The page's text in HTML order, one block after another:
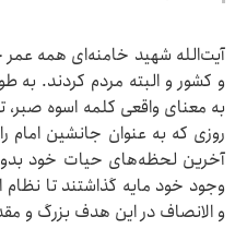
آیت‌الله شهید خامنه‌ای همه
و کشور و البته مردم کردند. به
به معنای واقعی کلمه اسوه صبر،
روزی که به عنوان جانشین امام
آخرین لحظه‌های حیات خود بدون
وجود خود مایه گذاشتند تا نظام
و الانصاف در این هدف بزرگ و